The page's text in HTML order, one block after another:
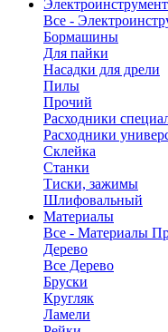
Электроинструмент
Все -
Бормашины
Для пайки
Насадки для дрели
Пилы
Прочий
Расходники
Расходники
Склейка
Станки
Тиски, зажимы
Шлифовальный
Материалы
Все - Материалы
Дерево
Все Дерево
Бруски
Кругляк
Ламели